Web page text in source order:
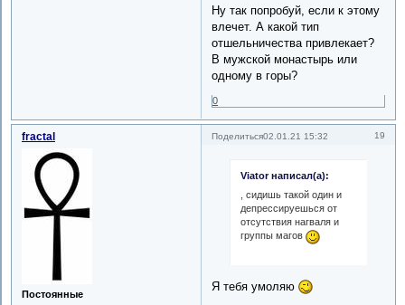
Ну так попробуй, если к этому
влечет. А какой тип
отшельничества привлекает?
В мужской монастырь или
одному в горы?
0
Поделиться 19
02.01.21 15:32
fractal
Постоянные
Viator написал(а):
, сидишь такой один и
депрессируешься от
отсутствия нагваля и
группы магов
Я тебя умоляю